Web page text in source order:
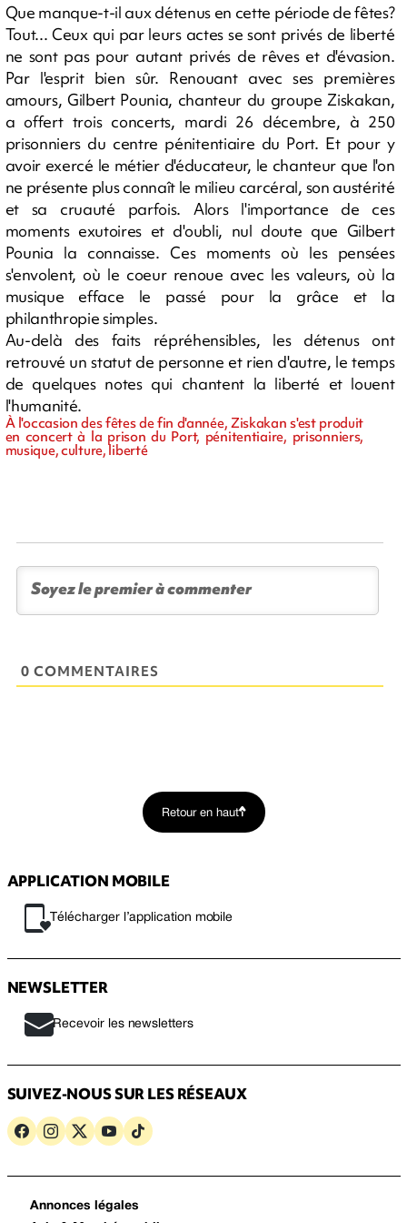
Que manque-t-il aux détenus en cette période de fêtes?
Tout... Ceux qui par leurs actes se sont privés de liberté
ne sont pas pour autant privés de rêves et d'évasion.
Par l'esprit bien sûr. Renouant avec ses premières
amours, Gilbert Pounia, chanteur du groupe Ziskakan,
a offert trois concerts, mardi 26 décembre, à 250
prisonniers du centre pénitentiaire du Port. Et pour y
avoir exercé le métier d'éducateur, le chanteur que l'on
ne présente plus connaît le milieu carcéral, son austérité
et sa cruauté parfois. Alors l'importance de ces
moments exutoires et d'oubli, nul doute que Gilbert
Pounia la connaisse. Ces moments où les pensées
s'envolent, où le coeur renoue avec les valeurs, où la
musique efface le passé pour la grâce et la
philanthropie simples.
Au-delà des faits répréhensibles, les détenus ont
retrouvé un statut de personne et rien d'autre, le temps
de quelques notes qui chantent la liberté et louent
l'humanité.
À l'occasion des fêtes de fin d'année, Ziskakan s'est produit
en concert à la prison du Port, pénitentiaire, prisonniers,
musique, culture, liberté
0 COMMENTAIRES
Retour en haut
APPLICATION MOBILE
Télécharger l’application mobile
NEWSLETTER
Recevoir les newsletters
SUIVEZ-NOUS SUR LES RÉSEAUX
Annonces légales